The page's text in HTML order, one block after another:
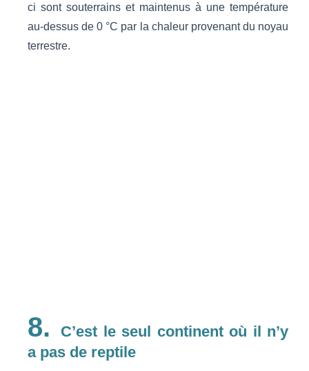
ci sont souterrains et maintenus à une température
au-dessus de 0 °C par la chaleur provenant du noyau
terrestre.
8.
C’est le seul continent où il n’y
a pas de reptile